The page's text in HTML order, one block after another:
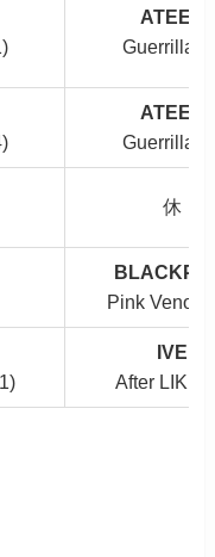
ATEEZ
Guerrilla
ATEEZ
Guerrilla
休
Pink Venom
IVE
After LIKE